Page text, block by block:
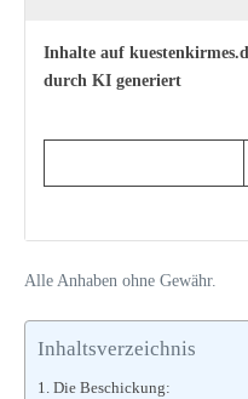
Inhalte auf
durch KI generiert
Alle Anhaben ohne Gewähr.
Inhaltsverzeichnis
Die Beschickung: